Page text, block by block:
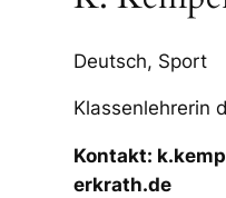
Deutsch, Sport
Klassenlehrerin
Kontakt:
erkrath.de